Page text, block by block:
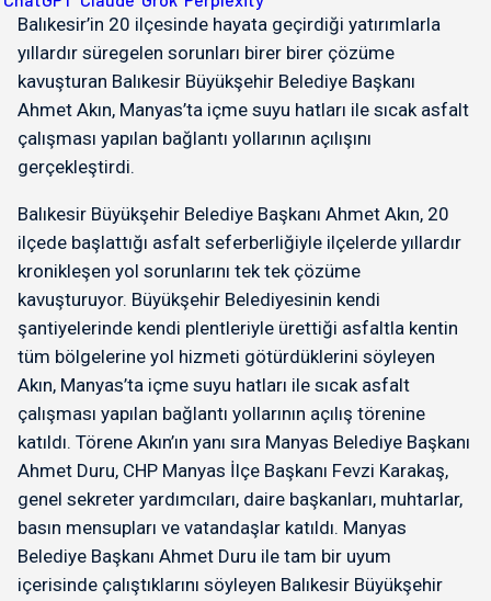
Balıkesir’in 20 ilçesinde hayata geçirdiği yatırımlarla
yıllardır süregelen sorunları birer birer çözüme
kavuşturan Balıkesir Büyükşehir Belediye Başkanı
Ahmet Akın, Manyas’ta içme suyu hatları ile sıcak asfalt
çalışması yapılan bağlantı yollarının açılışını
gerçekleştirdi.
Balıkesir Büyükşehir Belediye Başkanı Ahmet Akın, 20
ilçede başlattığı asfalt seferberliğiyle ilçelerde yıllardır
kronikleşen yol sorunlarını tek tek çözüme
kavuşturuyor. Büyükşehir Belediyesinin kendi
şantiyelerinde kendi plentleriyle ürettiği asfaltla kentin
tüm bölgelerine yol hizmeti götürdüklerini söyleyen
Akın, Manyas’ta içme suyu hatları ile sıcak asfalt
çalışması yapılan bağlantı yollarının açılış törenine
katıldı. Törene Akın’ın yanı sıra Manyas Belediye Başkanı
Ahmet Duru, CHP Manyas İlçe Başkanı Fevzi Karakaş,
genel sekreter yardımcıları, daire başkanları, muhtarlar,
basın mensupları ve vatandaşlar katıldı. Manyas
Belediye Başkanı Ahmet Duru ile tam bir uyum
içerisinde çalıştıklarını söyleyen Balıkesir Büyükşehir